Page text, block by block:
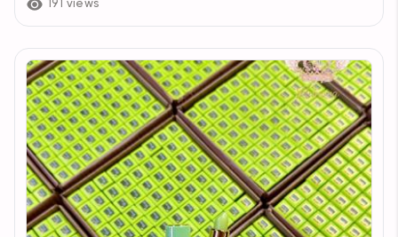
191 views